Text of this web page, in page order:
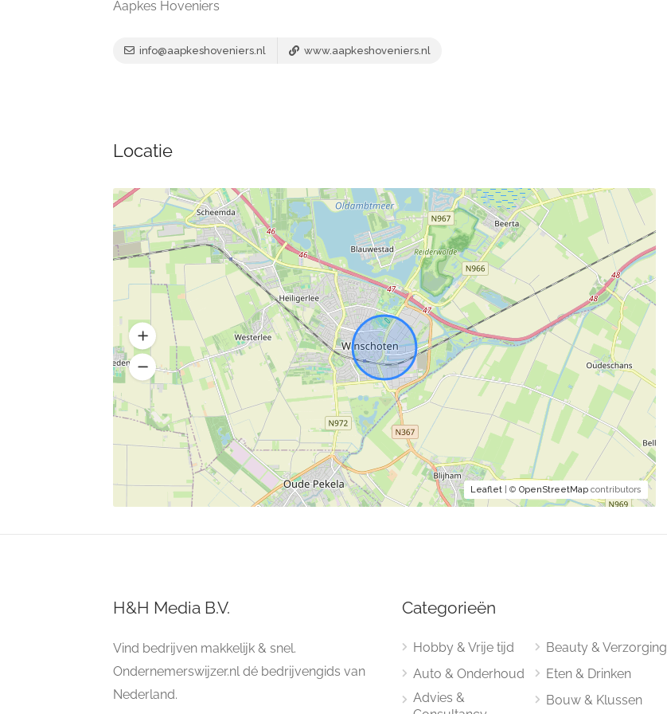
Aapkes Hoveniers
info@aapkeshoveniers.nl www.aapkeshoveniers.nl
Locatie
Leaflet| © OpenStreetMapcontributors
H&H Media B.V.
Vind bedrijven makkelijk & snel.
Ondernemerswijzer.nl dé bedrijvengids van
Nederland.
Categorieën
Hobby & Vrije tijd
Auto & Onderhoud
Advies &
Beauty & Verzorging
Eten & Drinken
Bouw & Klussen